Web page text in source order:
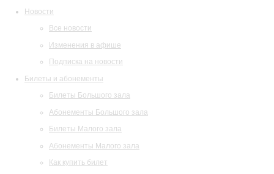
Новости
Все новости
Изменения в афише
Подписка на новости
Билеты и абонементы
Билеты Большого зала
Абонементы Большого зала
Билеты Малого зала
Абонементы Малого зала
Как купить билет